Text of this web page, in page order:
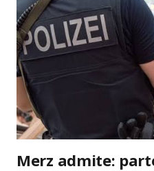
parlamentar. Essa imunidade
garantia institucional do
senadores e deputados
de retaliação judicial,
exercício da função. Diante
constitucional, a abertur...
Merz admite: